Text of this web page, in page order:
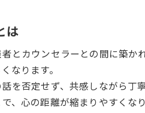
カウンセリングの力で自
カウンセリングが人生の
相談者を勇気づけるカウ
社会貢献性の高いカウンセリ
は
とカウンセラーとの間に築
なります。
を否定せず、共感しながら
、心の距離が縮まりやすくなり